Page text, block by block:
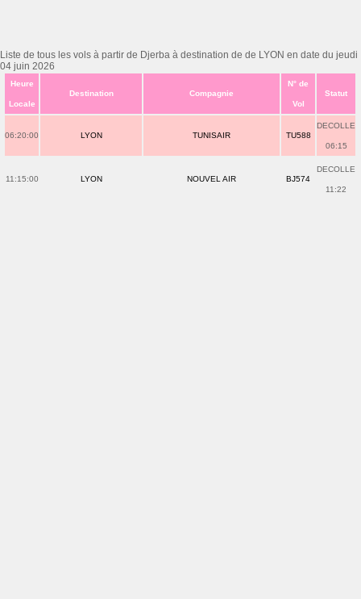
Liste de tous les vols à partir de Djerba à destination de de LYON en date du jeudi
04 juin 2026
Heure
Locale
Destination Compagnie
N° de
Vol
Statut
06:20:00 LYON TUNISAIR TU588
DECOLLE
06:15
11:15:00 LYON NOUVEL AIR BJ574
DECOLLE
11:22